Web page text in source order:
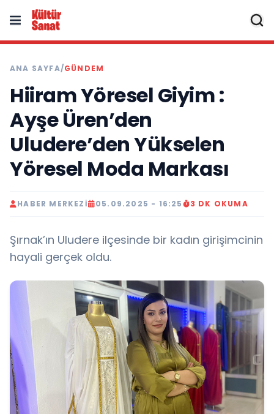
ANA SAYFA/GÜNDEM
Hiiram Yöresel Giyim :
Ayşe Üren’den
Uludere’den Yükselen
Yöresel Moda Markası
HABER MERKEZI 05.09.2025 - 16:25 3 DK OKUMA
Şırnak’ın Uludere ilçesinde bir kadın girişimcinin
hayali gerçek oldu.